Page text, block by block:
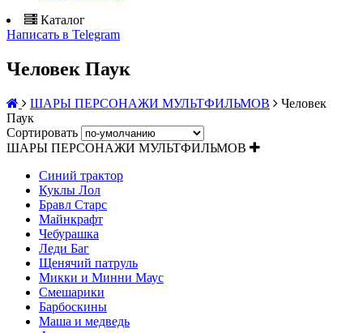
Каталог
Написать в Telegram
Человек Паук
ШАРЫ ПЕРСОНАЖИ МУЛЬТФИЛЬМОВ
Человек
Паук
Сортировать
ШАРЫ ПЕРСОНАЖИ МУЛЬТФИЛЬМОВ
Синий трактор
Куклы Лол
Бравл Старс
Майнкрафт
Чебурашка
Леди Баг
Щенячий патруль
Микки и Минни Маус
Смешарики
Барбоскины
Маша и медведь